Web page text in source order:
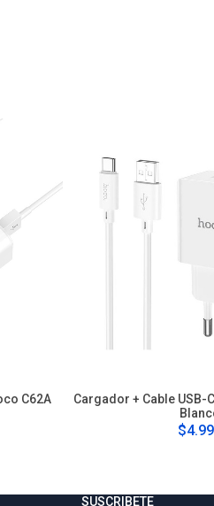
C62A
Cargador + Cable USB-
SUSCRIBETE